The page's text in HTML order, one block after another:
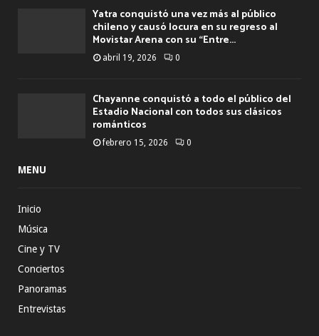
Yatra conquistó una vez más al público
chileno y causó locura en su regreso al
Movistar Arena con su “Entre...
abril 19, 2026 0
Chayanne conquistó a todo el público del
Estadio Nacional con todos sus clásicos
románticos
febrero 15, 2026 0
MENU
Inicio
Música
Cine y TV
Conciertos
Panoramas
Entrevistas